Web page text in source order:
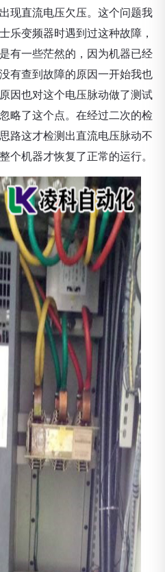
现直流电压欠压。这个问题我
乐变频器时遇到过这种故障，
有一些茫然的，因为机器已经
有查到故障的原因一开始我也
因也对这个电压脉动做了测试
略了这个点。在经过二次的检
路这才检测出直流电压脉动不
个机器才恢复了正常的运行。